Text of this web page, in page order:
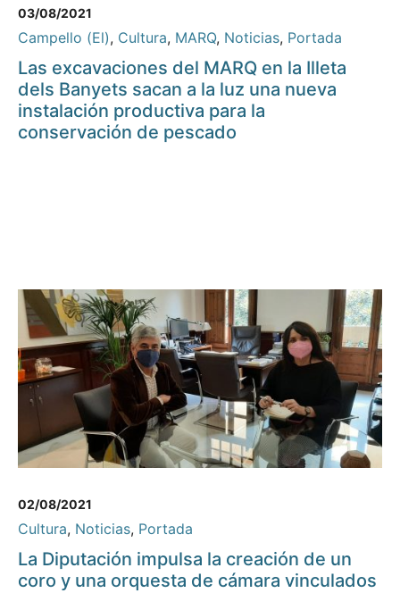
03/08/2021
Campello (El), Cultura, MARQ, Noticias, Portada
Las excavaciones del MARQ en la Illeta
dels Banyets sacan a la luz una nueva
instalación productiva para la
conservación de pescado
02/08/2021
Cultura, Noticias, Portada
La Diputación impulsa la creación de un
coro y una orquesta de cámara vinculados